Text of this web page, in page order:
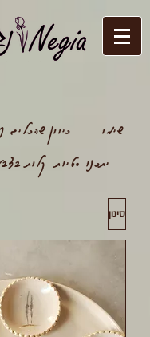
שימו כיוון שהכלים
יתכנו סטיות קלות
סינון